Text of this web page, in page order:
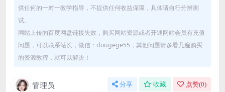
供任何的一对一教学指导，不提供任何收益保障，具体请自行分辨测
试。
网站上传的百度网盘链接失效，购买网站资源或者开通网站会员有充值
问题，可以联系站长，微信：dougege55，其他问题请多看几遍购买
的资源教程，就可以解决！
管理员 分享 收藏 点赞(0)